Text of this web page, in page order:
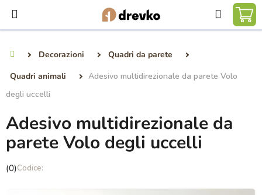
contenuto
Ricerca
Decorazioni
Quadri da parete
Quadri animali
Adesivo multidirezionale da parete Volo
degli uccelli
Adesivo multidirezionale da
parete Volo degli uccelli
La
(0)